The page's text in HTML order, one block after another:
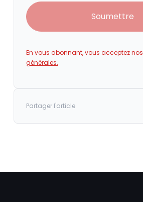
Soumettre
En vous abonnant, vous acceptez nos
générales.
Partager l'article